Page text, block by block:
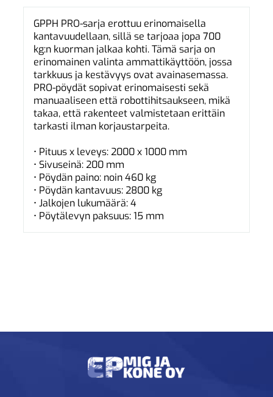
GPPH PRO-sarja erottuu erinomaisella
kantavuudellaan, sillä se tarjoaa jopa 700
kg:n kuorman jalkaa kohti. Tämä sarja on
erinomainen valinta ammattikäyttöön, jossa
tarkkuus ja kestävyys ovat avainasemassa.
PRO-pöydät sopivat erinomaisesti sekä
manuaaliseen että robottihitsaukseen, mikä
takaa, että rakenteet valmistetaan erittäin
tarkasti ilman korjaustarpeita.
• Pituus x leveys: 2000 x 1000 mm
• Sivuseinä: 200 mm
• Pöydän paino: noin 460 kg
• Pöydän kantavuus: 2800 kg
• Jalkojen lukumäärä: 4
• Pöytälevyn paksuus: 15 mm